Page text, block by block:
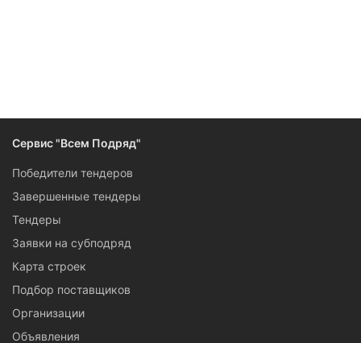
Сервис "Всем Подряд"
Победители тендеров
Завершенные тендеры
Тендеры
Заявки на субподряд
Карта строек
Подбор поставщиков
Организации
Объявления